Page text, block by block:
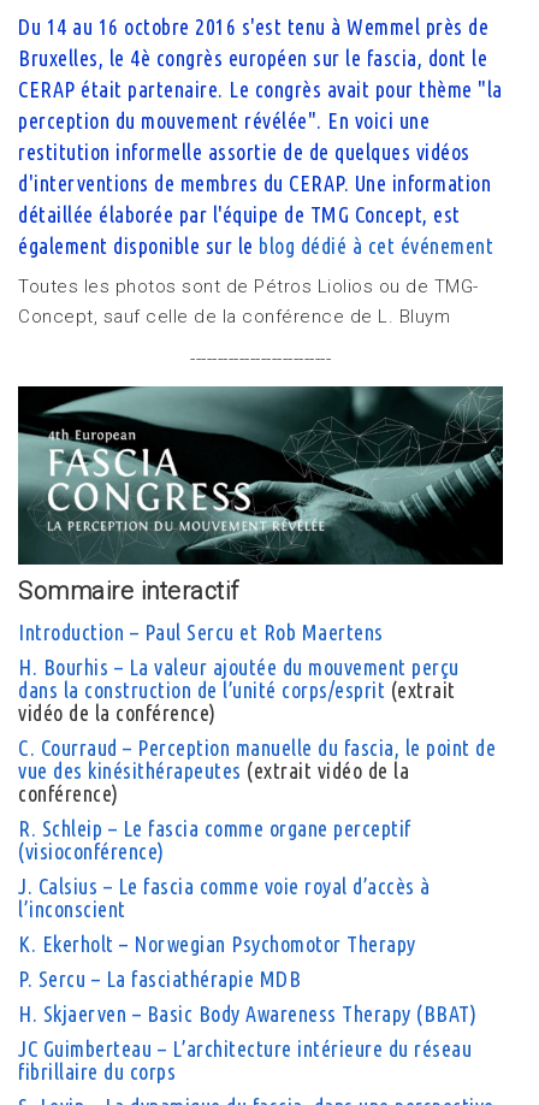
Du 14 au 16 octobre 2016 s'est tenu à Wemmel près de
Bruxelles, le 4è congrès européen sur le fascia, dont le
CERAP était partenaire. Le congrès avait pour thème "la
perception du mouvement révélée". En voici une
restitution informelle assortie de de quelques vidéos
d'interventions de membres du CERAP. Une information
détaillée élaborée par l'équipe de TMG Concept, est
également disponible sur le blog dédié à cet événement
Toutes les photos sont de Pétros Liolios ou de TMG-
Concept, sauf celle de la conférence de L. Bluym
--------------------------
Sommaire interactif
Introduction – Paul Sercu et Rob Maertens
H. Bourhis – La valeur ajoutée du mouvement perçu
dans la construction de l’unité corps/esprit (extrait
vidéo de la conférence)
C. Courraud – Perception manuelle du fascia, le point de
vue des kinésithérapeutes (extrait vidéo de la
conférence)
R. Schleip – Le fascia comme organe perceptif
(visioconférence)
J. Calsius – Le fascia comme voie royal d’accès à
l’inconscient
K. Ekerholt – Norwegian Psychomotor Therapy
P. Sercu – La fasciathérapie MDB
H. Skjaerven – Basic Body Awareness Therapy (BBAT)
JC Guimberteau – L’architecture intérieure du réseau
fibrillaire du corps